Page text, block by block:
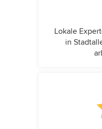
Lokale
in